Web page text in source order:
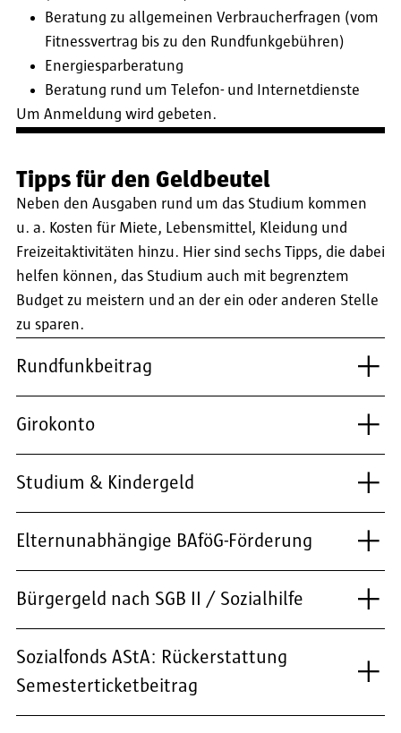
Beratung zu allgemeinen Verbraucherfragen (vom
Fitnessvertrag bis zu den Rundfunkgebühren)
Energiesparberatung
Beratung rund um Telefon- und Internetdienste
Um Anmeldung wird gebeten.
Tipps für den Geldbeutel
Neben den Ausgaben rund um das Studium kommen
u. a. Kosten für Miete, Lebensmittel, Kleidung und
Freizeitaktivitäten hinzu. Hier sind sechs Tipps, die dabei
helfen können, das Studium auch mit begrenztem
Budget zu meistern und an der ein oder anderen Stelle
zu sparen.
Rundfunkbeitrag
Girokonto
Studium & Kindergeld
Elternunabhängige BAföG-Förderung
Bürgergeld nach SGB II / Sozialhilfe
Sozialfonds AStA: Rückerstattung
Semesterticketbeitrag